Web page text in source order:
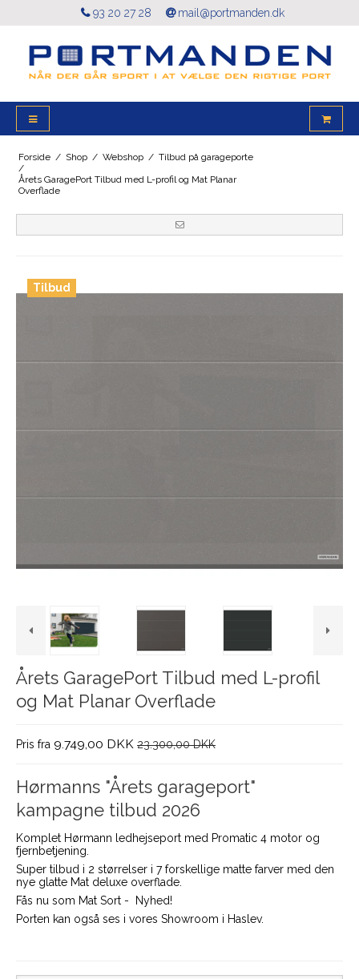
93 20 27 28 mail@portmanden.dk
Forside / Shop / Webshop / Tilbud på garageporte
/
Årets GaragePort Tilbud med L-profil og Mat Planar
Overflade
Tilbud
Årets GaragePort Tilbud med L-profil
og Mat Planar Overflade
Pris fra 9.749,00 DKK 23.300,00 DKK
Hørmanns "Årets garageport"
kampagne tilbud 2026
Komplet Hørmann ledhejseport med Promatic 4 motor og
fjernbetjening.
Super tilbud i 2 størrelser i 7 forskellige matte farver med den
nye glatte Mat deluxe overflade.
Fås nu som Mat Sort - Nyhed!
Porten kan også ses i vores Showroom i Haslev.